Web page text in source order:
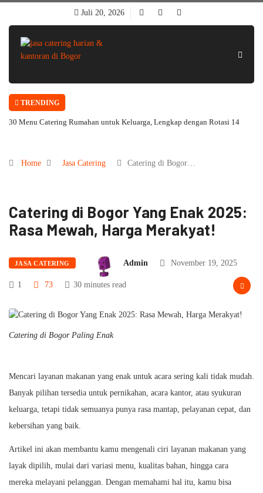
Juli 20, 2026
TRENDING
30 Menu Catering Rumahan untuk Keluarga, Lengkap dengan Rotasi 14
Home Jasa Catering Catering di Bogor…
Catering di Bogor Yang Enak 2025:
Rasa Mewah, Harga Merakyat!
JASA CATERING Admin November 19, 2025
1 73 30 minutes read
Catering di Bogor Paling Enak
Mencari layanan makanan yang enak untuk acara sering kali tidak mudah.
Banyak pilihan tersedia untuk pernikahan, acara kantor, atau syukuran
keluarga, tetapi tidak semuanya punya rasa mantap, pelayanan cepat, dan
kebersihan yang baik.
Artikel ini akan membantu kamu mengenali ciri layanan makanan yang
layak dipilih, mulai dari variasi menu, kualitas bahan, hingga cara
mereka melayani pelanggan. Dengan memahami hal itu, kamu bisa